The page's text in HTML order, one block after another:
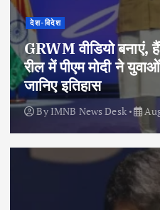
देश-विदेश
GRWM वीडियो बनाएं,
रील में पीएम मोदी ने
जानिए इतिहास
By IMNB News Desk